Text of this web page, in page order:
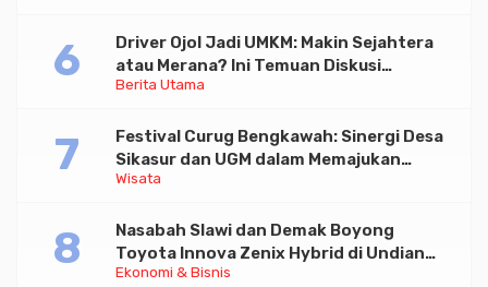
Berita Utama
Driver Ojol Jadi UMKM: Makin Sejahtera
atau Merana? Ini Temuan Diskusi
Paramadina
Wisata
Festival Curug Bengkawah: Sinergi Desa
Sikasur dan UGM dalam Memajukan
Wisata serta UMKM Lokal
Ekonomi & Bisnis
Nasabah Slawi dan Demak Boyong
Toyota Innova Zenix Hybrid di Undian
Tabungan Bima Bank Jateng